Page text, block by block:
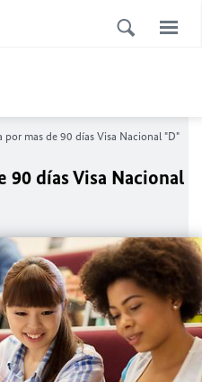
por mas de 90 días Visa Nacional "D"
90 días Visa Nacional